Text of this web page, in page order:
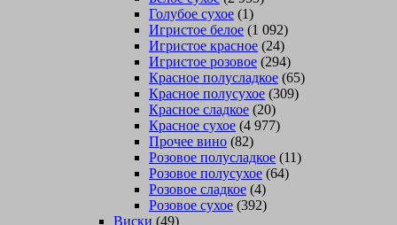
Голубое сухое (1)
Игристое белое (1 092)
Игристое красное (24)
Игристое розовое (294)
Красное полусладкое (65)
Красное полусухое (309)
Красное сладкое (20)
Красное сухое (4 977)
Прочее вино (82)
Розовое полусладкое (11)
Розовое полусухое (64)
Розовое сладкое (4)
Розовое сухое (392)
Виски (49)